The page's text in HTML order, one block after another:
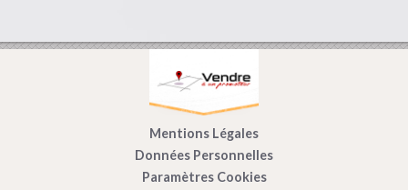
Mentions Légales
Données Personnelles
Paramètres Cookies